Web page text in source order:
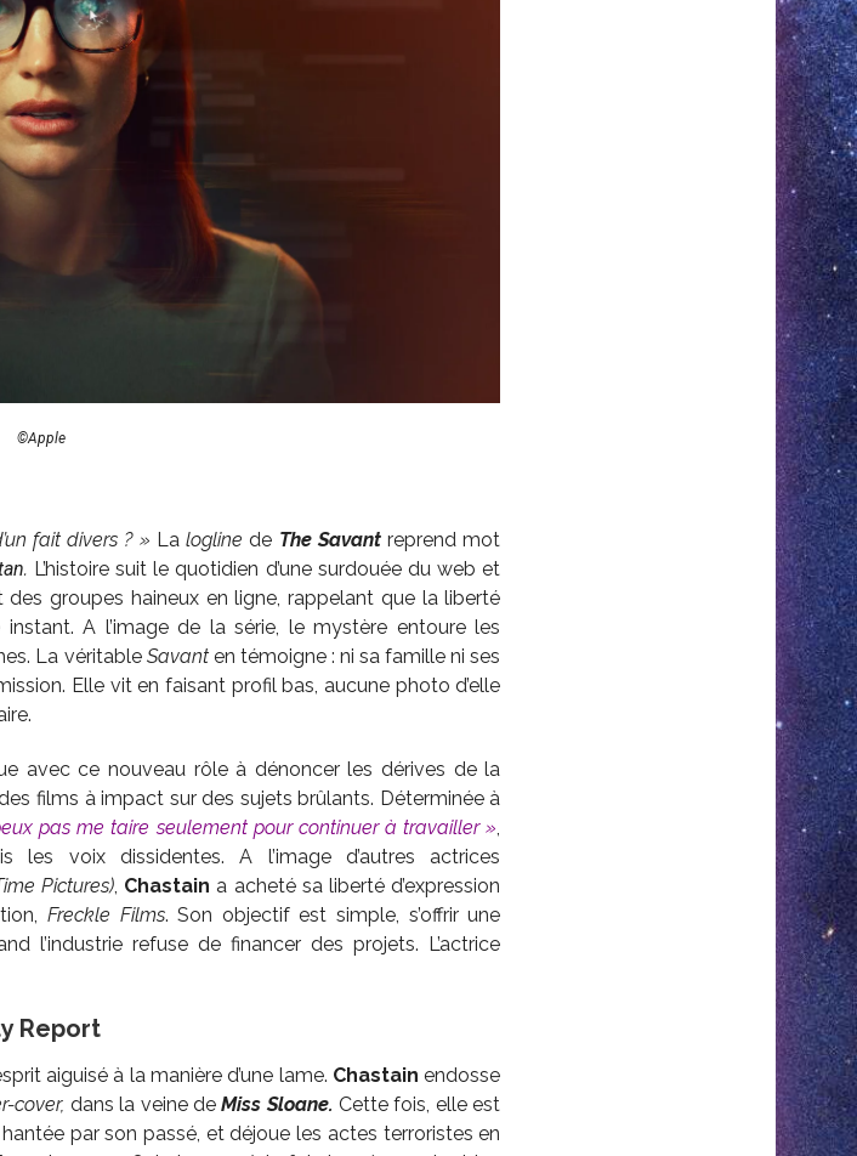
©Apple
fait divers ? » Lalogline de The Savantreprend mot
. L’histoire suit le quotidien d’une surdouée du web et
groupes haineux en ligne, rappelant que la liberté
A l’image de la série, le mystère entoure les
La véritable Savanten témoigne : ni sa famille ni ses
Elle vit en faisant profil bas, aucune photo d’elle
avec ce nouveau rôle à dénoncer les dérives de la
films à impact sur des sujets brûlants. Déterminée à
pas me taire seulement pour continuer à travailler »
les voix dissidentes. A l’image d’autres actrices
Pictures) Chastain a acheté sa liberté d’expression
Freckle Films. Son objectif est simple, s’offrir une
l’industrie refuse de financer des projets. L’actrice
Report
aiguisé à la manière d’une lame. Chastain endosse
cover, dans la veine deMiss Sloane.Cette fois, elle est
par son passé, et déjoue les actes terroristes en